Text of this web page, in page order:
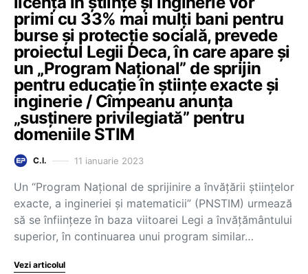
primi cu 33% mai mulți bani pentru
burse și protecție socială, prevede
proiectul Legii Deca, în care apare și
un „Program Național” de sprijin
pentru educație în științe exacte și
inginerie / Cîmpeanu anunța
„susținere privilegiată” pentru
domeniile STIM
C.I. 11 ianuarie 2023
Un “Program Național de sprijinire a învățării științelor
exacte, a ingineriei și matematicii” (PNSTIM) urmează
să se înființeze în baza viitoarei Legi a învățământului
superior, în continuarea unui program similar…
Vezi articolul